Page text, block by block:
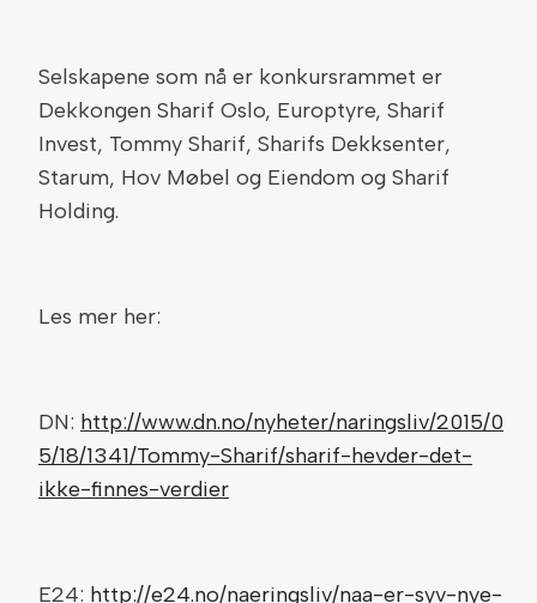
Selskapene som nå er konkursrammet er
Dekkongen Sharif Oslo, Europtyre, Sharif
Invest, Tommy Sharif, Sharifs Dekksenter,
Starum, Hov Møbel og Eiendom og Sharif
Holding.
Les mer her:
DN: http://www.dn.no/nyheter/naringsliv/2015/0
5/18/1341/Tommy-Sharif/sharif-hevder-det-
ikke-finnes-verdier
E24: http://e24.no/naeringsliv/naa-er-syv-nye-